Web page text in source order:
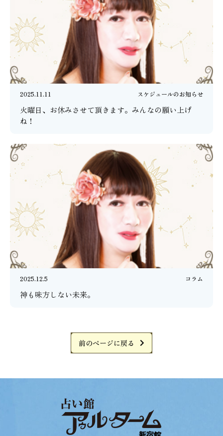
2025.11.11 スケジュールのお知らせ
火曜日、お休みさせて頂きます。みんなの願い上げ
ね！
2025.12.5 コラム
神も味方しない未来。
前のページに戻る